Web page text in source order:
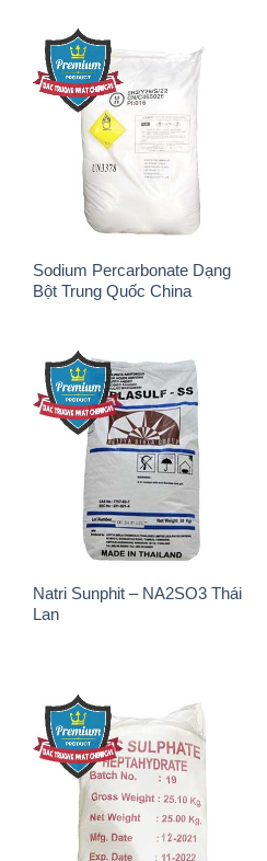
Sodium Percarbonate Dạng
Bột Trung Quốc China
Natri Sunphit – NA2SO3 Thái
Lan